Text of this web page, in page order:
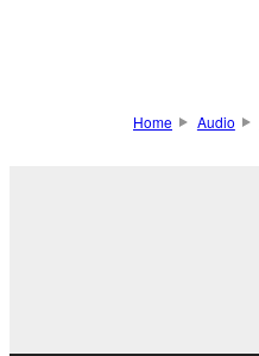
Home Audio